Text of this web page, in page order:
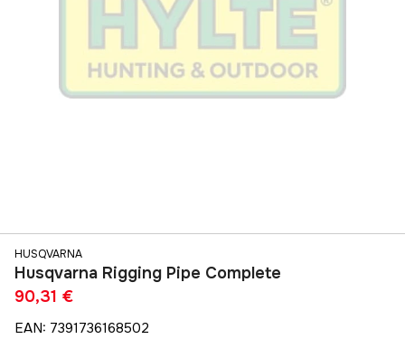
HUSQVARNA
Husqvarna Rigging Pipe Complete
90,31 €
EAN: 7391736168502